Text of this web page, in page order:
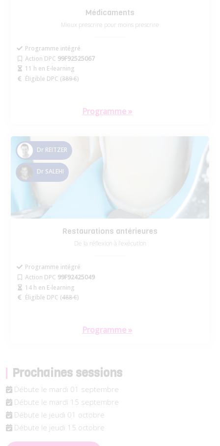
Médicaments
Mieux prescrire pour moins prescrire
Programme intégré
Action DPC 99F92525067
11 h en E-learning
Éligible DPC (389 €)
Programme »
Dr REITZER
Dr SALEHI
Restaurations antérieures
De la réflexion à l’exécution
Programme intégré
Action DPC 99F92425049
14 h en E-learning
Éligible DPC (488 €)
Programme »
Prochaines sessions
Débute le mardi 01 septembre
Débute le mardi 15 septembre
Débute le jeudi 01 octobre
Débute le jeudi 15 octobre